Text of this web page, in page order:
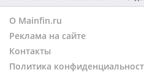
О Mainfin.ru
Реклама на сайте
Контакты
Политика